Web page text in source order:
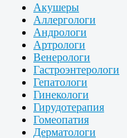
Акушеры
Аллергологи
Андрологи
Артрологи
Венерологи
Гастроэнтерологи
Гепатологи
Гинекологи
Гирудотерапия
Гомеопатия
Дерматологи